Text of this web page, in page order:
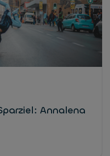
Annalena